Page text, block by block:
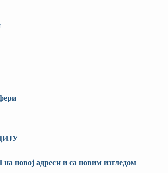
новој адреси и са новим изгледом